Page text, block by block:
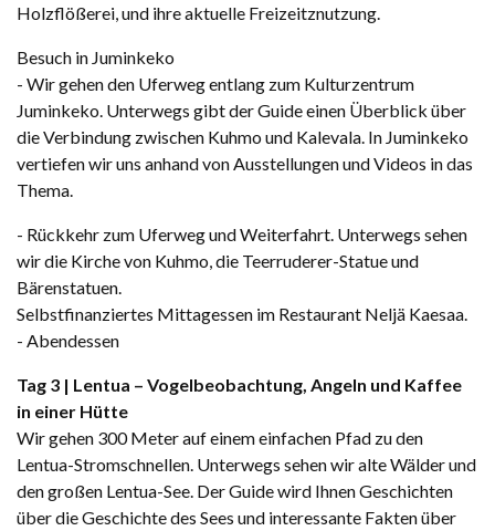
Holzflößerei, und ihre aktuelle Freizeitznutzung.
Besuch in Juminkeko
- Wir gehen den Uferweg entlang zum Kulturzentrum
Juminkeko. Unterwegs gibt der Guide einen Überblick über
die Verbindung zwischen Kuhmo und Kalevala. In Juminkeko
vertiefen wir uns anhand von Ausstellungen und Videos in das
Thema.
- Rückkehr zum Uferweg und Weiterfahrt. Unterwegs sehen
wir die Kirche von Kuhmo, die Teerruderer-Statue und
Bärenstatuen.
Selbstfinanziertes Mittagessen im Restaurant Neljä Kaesaa.
- Abendessen
Tag 3 | Lentua – Vogelbeobachtung, Angeln und Kaffee
in einer Hütte
Wir gehen 300 Meter auf einem einfachen Pfad zu den
Lentua-Stromschnellen. Unterwegs sehen wir alte Wälder und
den großen Lentua-See. Der Guide wird Ihnen Geschichten
über die Geschichte des Sees und interessante Fakten über